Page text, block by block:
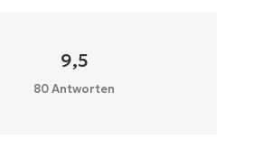
9,5
80 Antworten